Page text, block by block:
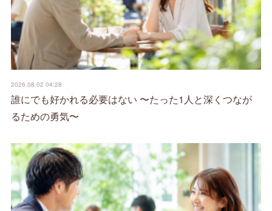
2026.08.02 04:28
誰にでも好かれる必要はない 〜たった1人と深くつなが
るための勇気〜